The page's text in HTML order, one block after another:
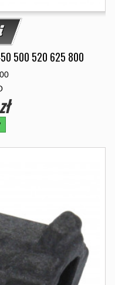
500 520 625 800